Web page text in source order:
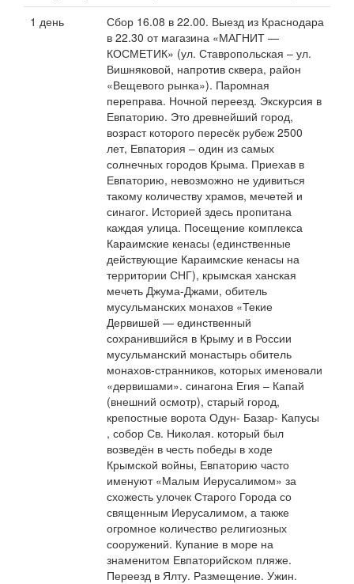
1 день
Сбор 16.08 в 22.00. Выезд из Краснодара
в 22.30 от магазина «МАГНИТ —
КОСМЕТИК» (ул. Ставропольская – ул.
Вишняковой, напротив сквера, район
«Вещевого рынка»). Паромная
переправа. Ночной переезд. Экскурсия в
Евпаторию. Это древнейший город,
возраст которого пересёк рубеж 2500
лет, Евпатория – один из самых
солнечных городов Крыма. Приехав в
Евпаторию, невозможно не удивиться
такому количеству храмов, мечетей и
синагог. Историей здесь пропитана
каждая улица. Посещение комплекса
Караимские кенасы (единственные
действующие Караимские кенасы на
территории СНГ), крымская ханская
мечеть Джума-Джами, обитель
мусульманских монахов «Текие
Дервишей — единственный
сохранившийся в Крыму и в России
мусульманский монастырь обитель
монахов-странников, которых именовали
«дервишами». синагона Егия – Капай
(внешний осмотр), старый город,
крепостные ворота Одун- Базар- Капусы
, собор Св. Николая. который был
возведён в честь победы в ходе
Крымской войны, Евпаторию часто
именуют «Малым Иерусалимом» за
схожесть улочек Старого Города со
священным Иерусалимом, а также
огромное количество религиозных
сооружений. Купание в море на
знаменитом Евпаторийском пляже.
Переезд в Ялту. Размещение. Ужин.